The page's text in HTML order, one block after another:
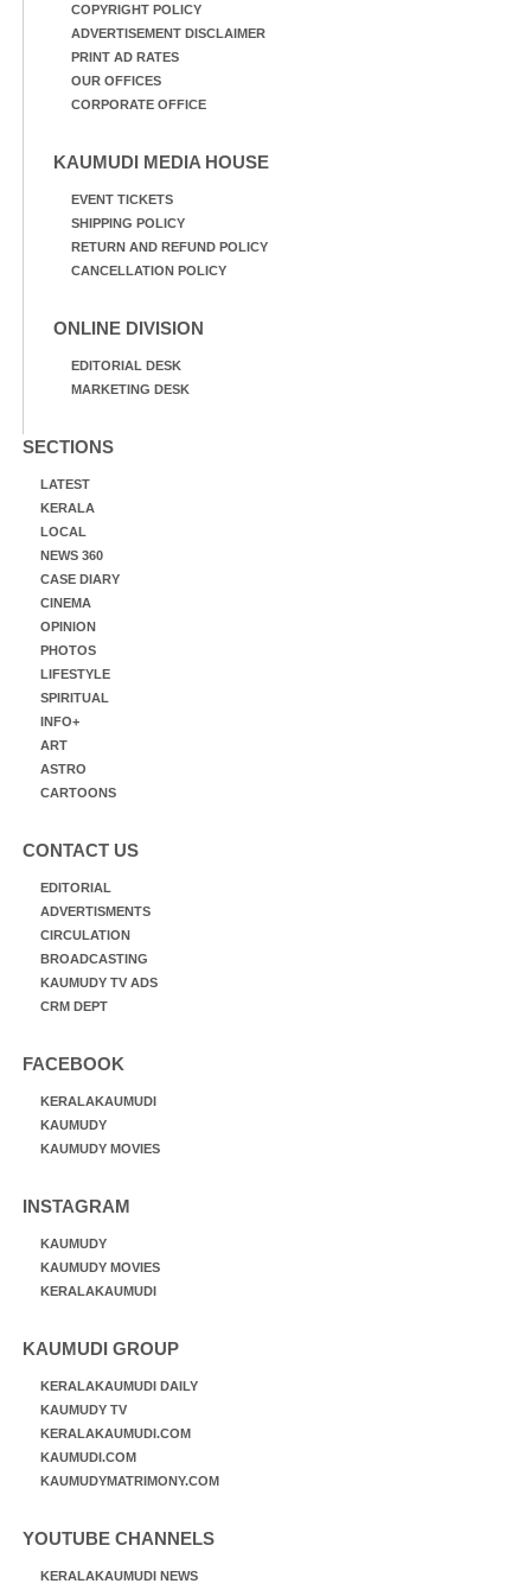
COPYRIGHT POLICY
ADVERTISEMENT DISCLAIMER
PRINT AD RATES
OUR OFFICES
CORPORATE OFFICE
KAUMUDI MEDIA HOUSE
EVENT TICKETS
SHIPPING POLICY
RETURN AND REFUND POLICY
CANCELLATION POLICY
ONLINE DIVISION
EDITORIAL DESK
MARKETING DESK
SECTIONS
LATEST
KERALA
LOCAL
NEWS 360
CASE DIARY
CINEMA
OPINION
PHOTOS
LIFESTYLE
SPIRITUAL
INFO+
ART
ASTRO
CARTOONS
CONTACT US
EDITORIAL
ADVERTISMENTS
CIRCULATION
BROADCASTING
KAUMUDY TV ADS
CRM DEPT
FACEBOOK
KERALAKAUMUDI
KAUMUDY
KAUMUDY MOVIES
INSTAGRAM
KAUMUDY
KAUMUDY MOVIES
KERALAKAUMUDI
KAUMUDI GROUP
KERALAKAUMUDI DAILY
KAUMUDY TV
KERALAKAUMUDI.COM
KAUMUDI.COM
KAUMUDYMATRIMONY.COM
YOUTUBE CHANNELS
KERALAKAUMUDI NEWS